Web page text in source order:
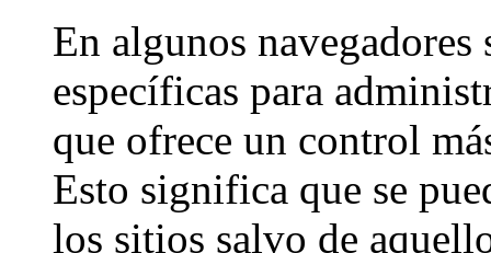
En algunos
específicas para
que ofrece un control
Esto significa que se
los sitios salvo de